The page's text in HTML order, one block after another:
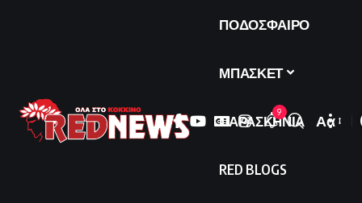
ΠΟΔΟΣΦΑΙΡΟ
ΜΠΑΣΚΕΤ
ΠΑΡΑΣΚΗΝΙΑ
RED BLOGS
9
Font
Αα